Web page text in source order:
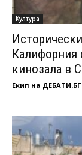
Култура
Калифорния
кинозала в
Екип на ДЕБАТИ.БГ